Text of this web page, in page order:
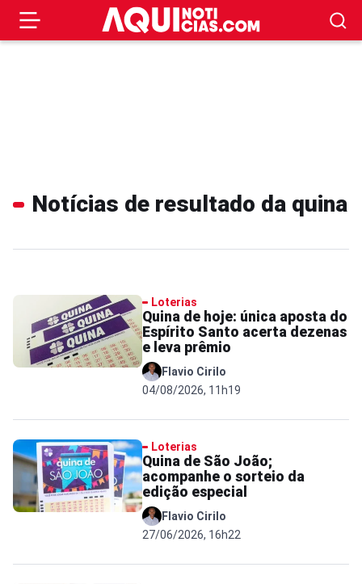
Notícias de resultado da quina
Loterias
Quina de hoje: única aposta do
Espírito Santo acerta dezenas
e leva prêmio
Flavio Cirilo
04/08/2026, 11h19
Loterias
Quina de São João;
acompanhe o sorteio da
edição especial
Flavio Cirilo
27/06/2026, 16h22